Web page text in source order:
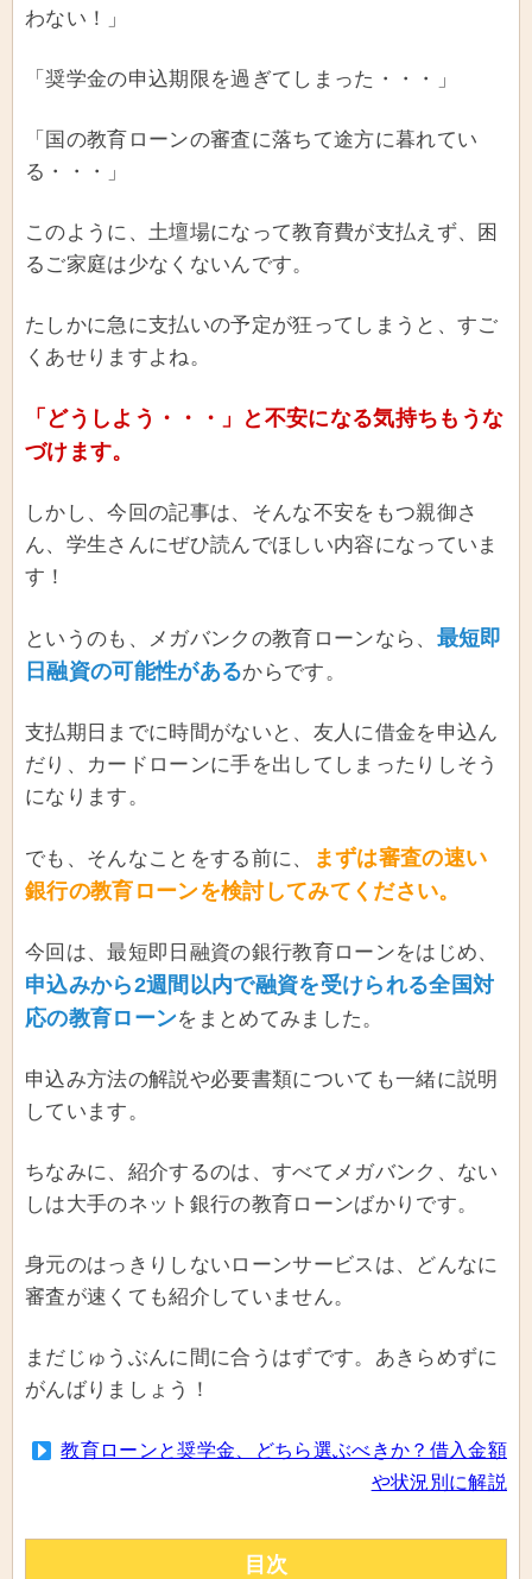
わない！」
「奨学金の申込期限を過ぎてしまった・・・」
「国の教育ローンの審査に落ちて途方に暮れてい
る・・・」
このように、土壇場になって教育費が支払えず、困
るご家庭は少なくないんです。
たしかに急に支払いの予定が狂ってしまうと、すご
くあせりますよね。
「どうしよう・・・」と不安になる気持ちもうな
づけます。
しかし、今回の記事は、そんな不安をもつ親御さ
ん、学生さんにぜひ読んでほしい内容になっていま
す！
というのも、メガバンクの教育ローンなら、 最短即
日融資の可能性があるからです。
支払期日までに時間がないと、友人に借金を申込ん
だり、カードローンに手を出してしまったりしそう
になります。
でも、そんなことをする前に、
まずは審査の速い
銀行の教育ローンを検討してみてください。
今回は、最短即日融資の銀行教育ローンをはじめ、
申込みから2週間以内で融資を受けられる全国対
応の教育ローンをまとめてみました。
申込み方法の解説や必要書類についても一緒に説明
しています。
ちなみに、紹介するのは、すべてメガバンク、ない
しは大手のネット銀行の教育ローンばかりです。
身元のはっきりしないローンサービスは、どんなに
審査が速くても紹介していません。
まだじゅうぶんに間に合うはずです。あきらめずに
がんばりましょう！
教育ローンと奨学金、どちら選ぶべきか？借入金額
や状況別に解説
目次